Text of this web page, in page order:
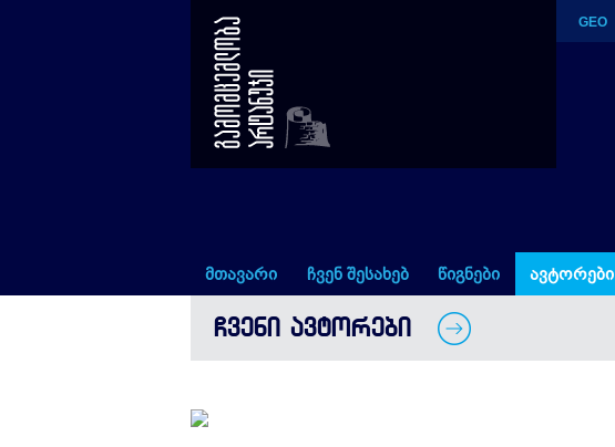
ფრიდონ საყვარელიძე
GEO
მთავარი ჩვენ შესახებ წიგნები ავტორები
ᲩᲕᲔᲜᲘ ᲐᲕᲢᲝᲠᲔᲑᲘ